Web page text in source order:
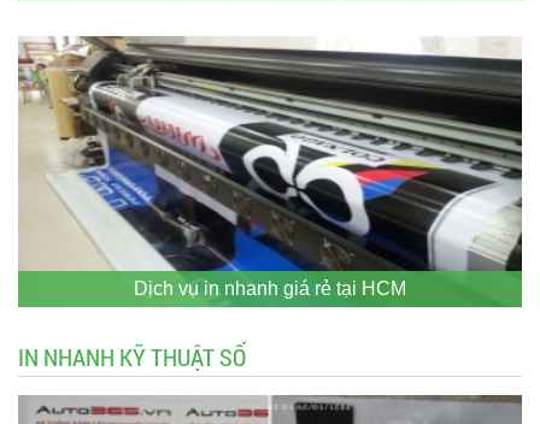
Dịch vụ in nhanh giá rẻ tại HCM
IN NHANH KỸ THUẬT SỐ